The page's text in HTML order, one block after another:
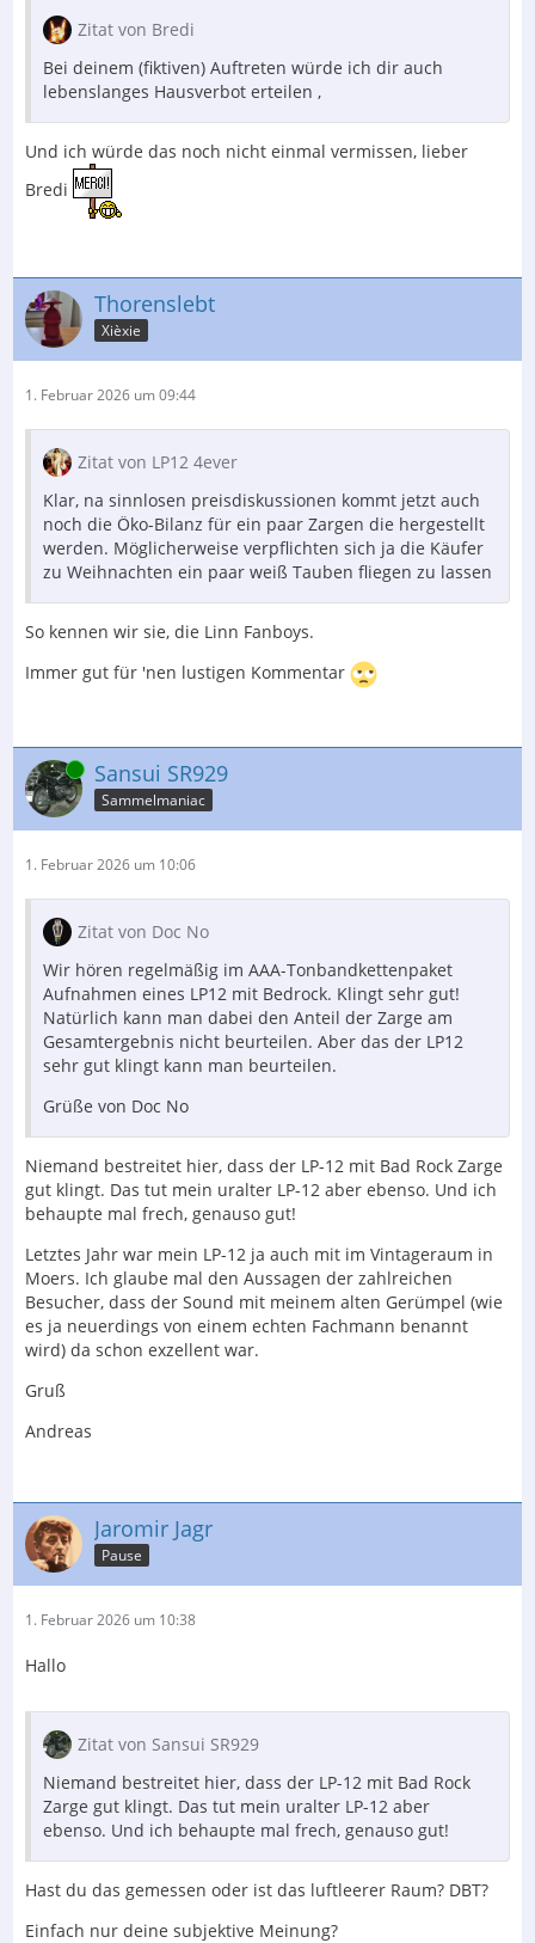
Zitat von Bredi
Bei deinem (fiktiven) Auftreten würde ich dir auch
lebenslanges Hausverbot erteilen ,
Und ich würde das noch nicht einmal vermissen, lieber
Bredi
Thorenslebt
Xièxie
1. Februar 2026 um 09:44
Zitat von LP12 4ever
Klar, na sinnlosen preisdiskussionen kommt jetzt auch
noch die Öko-Bilanz für ein paar Zargen die hergestellt
werden. Möglicherweise verpflichten sich ja die Käufer
zu Weihnachten ein paar weiß Tauben fliegen zu lassen
So kennen wir sie, die Linn Fanboys.
Immer gut für 'nen lustigen Kommentar
Online Sansui SR929
Sammelmaniac
1. Februar 2026 um 10:06
Zitat von Doc No
Wir hören regelmäßig im AAA-Tonbandkettenpaket
Aufnahmen eines LP12 mit Bedrock. Klingt sehr gut!
Natürlich kann man dabei den Anteil der Zarge am
Gesamtergebnis nicht beurteilen. Aber das der LP12
sehr gut klingt kann man beurteilen.
Grüße von Doc No
Niemand bestreitet hier, dass der LP-12 mit Bad Rock Zarge
gut klingt. Das tut mein uralter LP-12 aber ebenso. Und ich
behaupte mal frech, genauso gut!
Letztes Jahr war mein LP-12 ja auch mit im Vintageraum in
Moers. Ich glaube mal den Aussagen der zahlreichen
Besucher, dass der Sound mit meinem alten Gerümpel (wie
es ja neuerdings von einem echten Fachmann benannt
wird) da schon exzellent war.
Gruß
Andreas
Jaromir Jagr
Pause
1. Februar 2026 um 10:38
Hallo
Zitat von Sansui SR929
Niemand bestreitet hier, dass der LP-12 mit Bad Rock
Zarge gut klingt. Das tut mein uralter LP-12 aber
ebenso. Und ich behaupte mal frech, genauso gut!
Hast du das gemessen oder ist das luftleerer Raum? DBT?
Einfach nur deine subjektive Meinung?